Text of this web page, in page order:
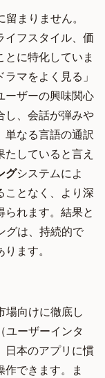
まりません。
イフスタイル、価
に特化していま
マをよく見る」
ーザーの興味関心
し、会話が弾みや
単なる言語の通訳
していると言え
グシステムによ
ことなく、より深
れます。結果と
グは、持続的で
ます。
場向けに徹底し
ユーザーインタ
日本のアプリに慣
できます。ま